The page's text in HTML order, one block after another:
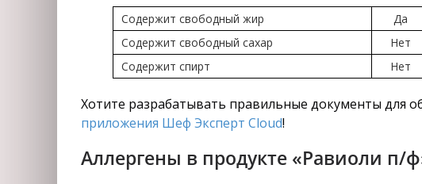
Содержит свободный жир
Да
Содержит свободный сахар
Нет
Содержит спирт
Нет
Хотите разрабатывать правильные документы для
приложения Шеф Эксперт Cloud!
Аллергены в продукте «Равиоли п/